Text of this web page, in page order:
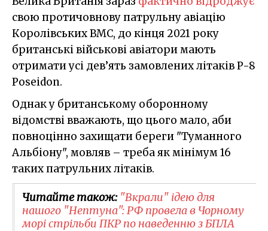
свою протичовнову патрульну авіацію
Королівських ВМС, до кінця 2021 року
британські військові авіатори мають
отримати усі дев’ять замовлених літаків P-8
Poseidon.
Однак у британському оборонному
відомстві вважають, що цього мало, аби
повноцінно захищати береги "Туманного
Альбіону", мовляв – треба як мінімум 16
таких патрульних літаків.
Читайте також: "Вкрали" ідею для
нашого "Нептуна": РФ провела в Чорному
морі стрільби ПКР по наведенню з БПЛА